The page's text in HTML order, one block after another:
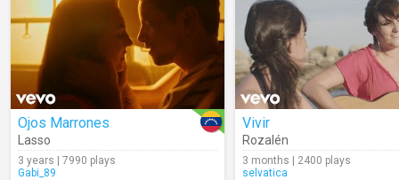
Ojos Marrones
Lasso
3 years | 7990 plays
Gabi_89
Vivir
Rozalén
3 months | 2400 plays
selvatica